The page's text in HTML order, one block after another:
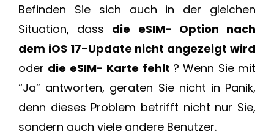
Befinden Sie sich auch in der gleichen
Situation, dass die eSIM- Option nach
dem iOS 17-Update nicht angezeigt wird
oder die eSIM- Karte fehlt ? Wenn Sie mit
“Ja” antworten, geraten Sie nicht in Panik,
denn dieses Problem betrifft nicht nur Sie,
sondern auch viele andere Benutzer.